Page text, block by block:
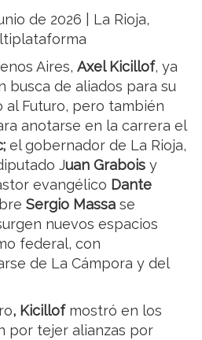
de 2026 | La Rioja,
Aires, Axel Kicillof, ya
busca de aliados para su
al Futuro, pero también
anotarse en la carrera el
el gobernador de La Rioja,
Juan Grabois y
evangélico Dante
Sergio Massa se
nuevos espacios
federal, con
de La Cámpora y del
, Kicillofmostró en los
por tejer alianzas por